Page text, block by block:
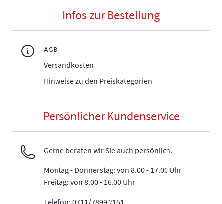
Infos zur Bestellung
AGB
Versandkosten
Hinweise zu den Preiskategorien
Persönlicher Kundenservice
Gerne beraten wir Sie auch persönlich.
Montag - Donnerstag: von 8.00 - 17.00 Uhr
Freitag: von 8.00 - 16.00 Uhr
Telefon: 0711/7899 2151